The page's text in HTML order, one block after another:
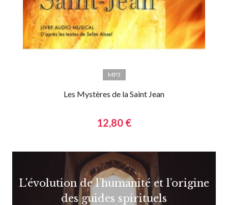
MP3
Les Mystères de la Saint Jean
12,80 €
L'évolution de l’humanité et l’origine
des guides spirituels